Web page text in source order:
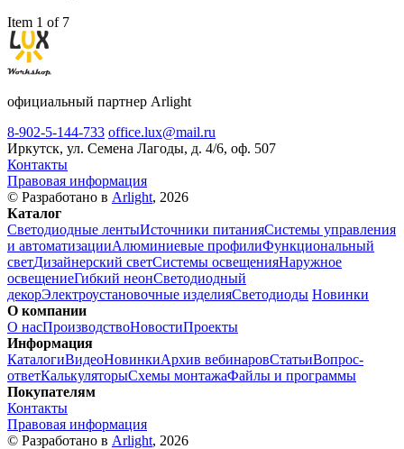
Item 1 of 7
официальный партнер Arlight
8-902-5-144-733 office.lux@mail.ru
Иркутск, ул. Семена Лагоды, д. 4/6, оф. 507
Контакты
Правовая информация
© Разработано в Arlight, 2026
Каталог
Светодиодные лентыИсточники питанияСистемы управления
и автоматизацииАлюминиевые профилиФункциональный
светДизайнерский светСистемы освещенияНаружное
освещениеГибкий неонСветодиодный
декорЭлектроустановочные изделияСветодиоды Новинки
О компании
О насПроизводствоНовостиПроекты
Информация
КаталогиВидеоНовинкиАрхив вебинаровСтатьиВопрос-
ответКалькуляторыСхемы монтажаФайлы и программы
Покупателям
Контакты
Правовая информация
© Разработано в Arlight, 2026